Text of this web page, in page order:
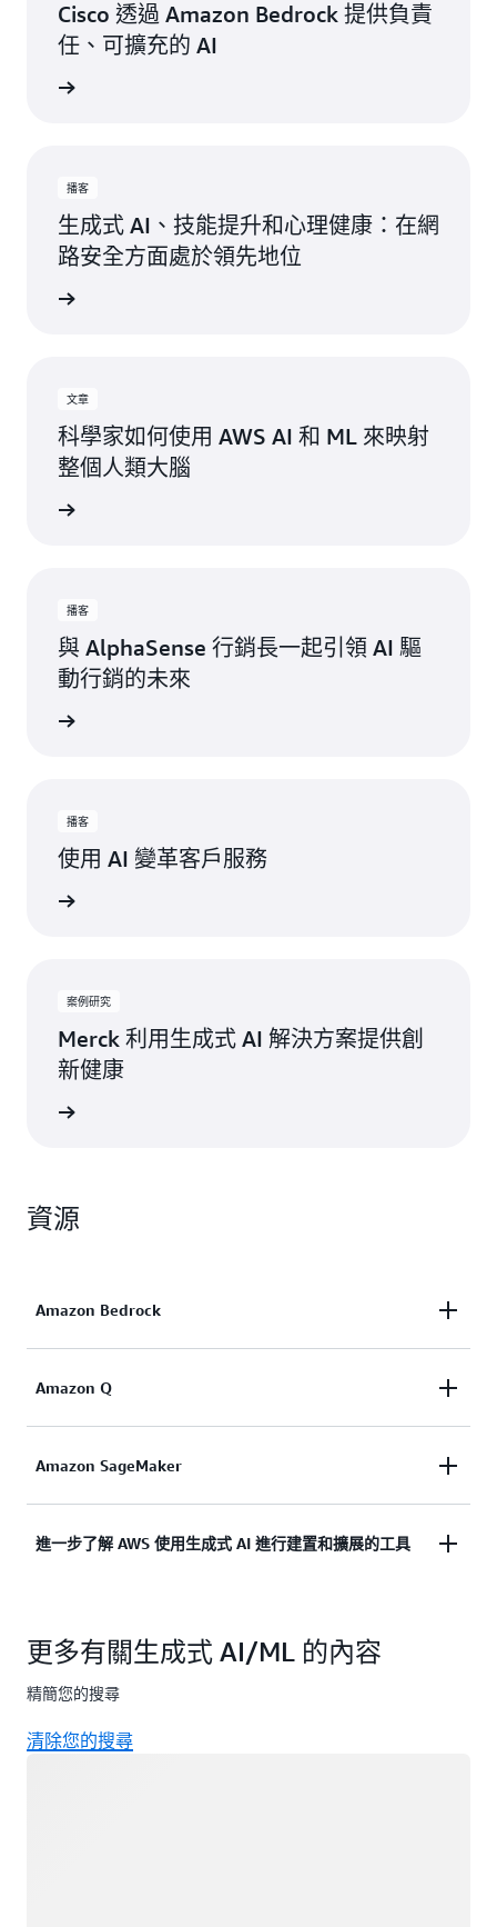
Cisco 透過 Amazon Bedrock 提供負責
任、可擴充的 AI
播客
生成式 AI、技能提升和心理健康：在網
路安全方面處於領先地位
文章
科學家如何使用 AWS AI 和 ML 來映射
整個人類大腦
播客
與 AlphaSense 行銷長一起引領 AI 驅
動行銷的未來
播客
使用 AI 變革客戶服務
案例研究
Merck 利用生成式 AI 解決方案提供創
新健康
資源
Amazon Bedrock
使用基礎模式建置和擴展生成式 AI 應用程式最簡單
進一步了解
Amazon Q
專為工作而設計的生成式 AI 支援助理，針對您的企
進一步了解
Amazon SageMaker
建置、訓練和部署機器學習模型，用於具有全受管基
進一步了解 AWS 使用生成式 AI 進行建置和擴展的工具
更多有關生成式 AI/ML 的內容
精簡您的搜尋
清除您的搜尋